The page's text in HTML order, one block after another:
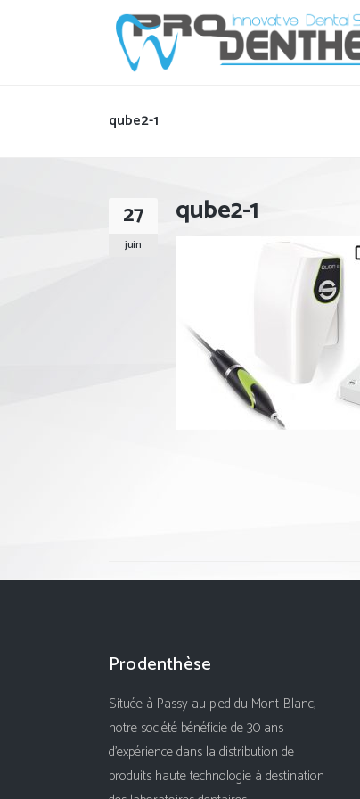
qube2-1
27
juin
qube2-1
Prodenthèse
Située à Passy au pied du Mont-Blanc,
notre société bénéficie de 30 ans
d'expérience dans la distribution de
produits haute technologie à destination